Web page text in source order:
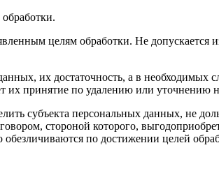
целям обработки. Не
их достаточность, а в необходимых
их принятие по удалению или
субъекта персональных данных, не
стороной которого,
по достижении целей